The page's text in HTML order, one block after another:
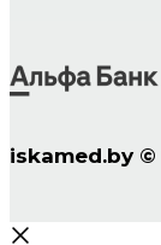
iskamed.by ©